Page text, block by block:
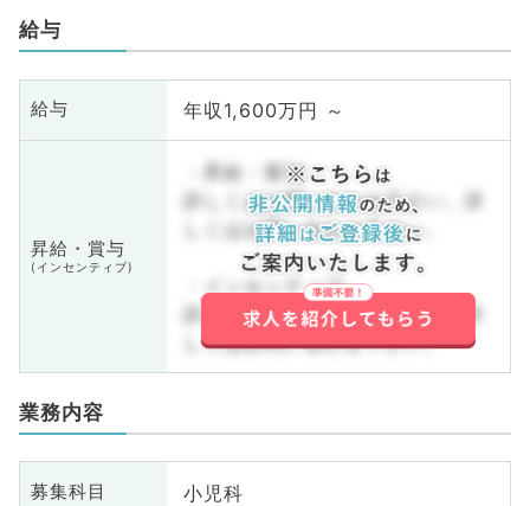
給与
給与 年収1,600万円 ～
昇給・賞与
(インセンティブ)
・昇給・賞与
詳しくはお問い合わせ下さい。詳
しくはお問い合わせ下さい。
・インセンティブ
詳しくはお問い合わせ下さい。詳
しくはお問い合わせ下さい。
業務内容
募集科目 小児科